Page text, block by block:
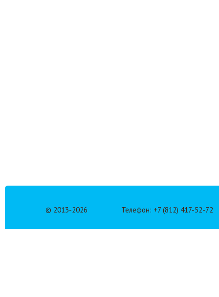
© 2013-2026 Телефон: +7 (812) 417-52-72